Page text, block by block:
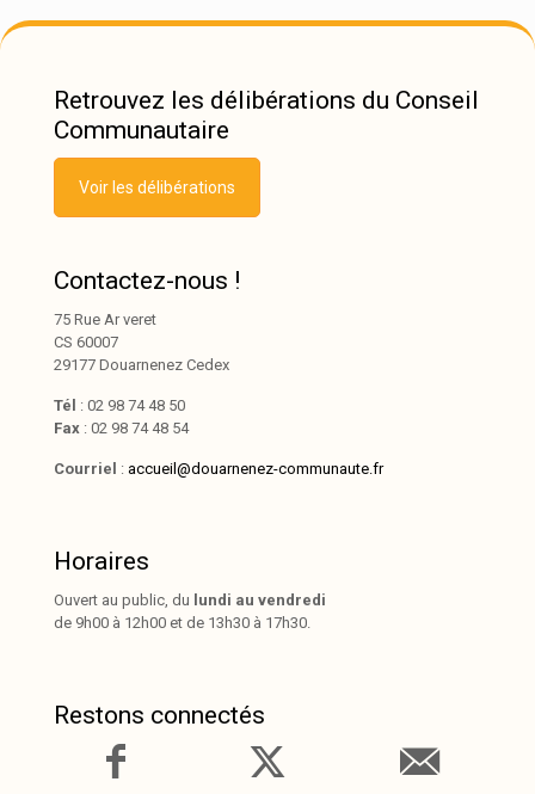
Retrouvez les délibérations du Conseil
Communautaire
Voir les délibérations
Contactez-nous !
75 Rue Ar veret
CS 60007
29177 Douarnenez Cedex
Tél : 02 98 74 48 50
Fax : 02 98 74 48 54
Courriel : accueil@douarnenez-communaute.fr
Horaires
Ouvert au public, du lundi au vendredi
de 9h00 à 12h00 et de 13h30 à 17h30.
Restons connectés